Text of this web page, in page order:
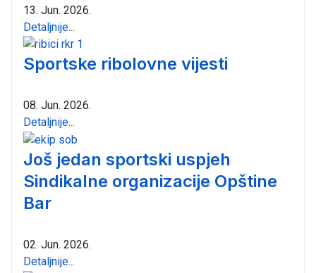
13. Jun. 2026.
Detaljnije...
Sportske ribolovne vijesti
08. Jun. 2026.
Detaljnije...
Još jedan sportski uspjeh
Sindikalne organizacije Opštine
Bar
02. Jun. 2026.
Detaljnije...